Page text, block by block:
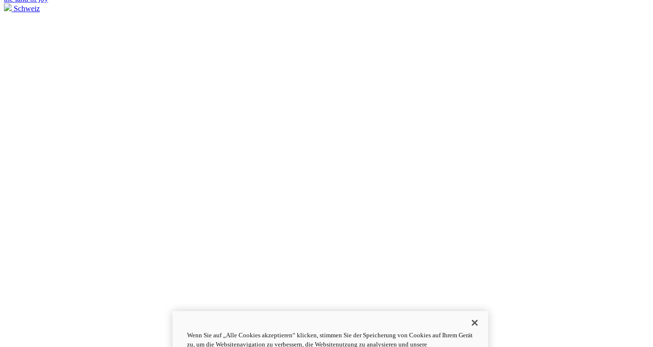
Schweiz
Wenn Sie auf „Alle Cookies akzeptieren“ klicken, stimmen Sie der Speicherung von Cookies auf Ihrem Gerät
zu, um die Websitenavigation zu verbessern, die Websitenutzung zu analysieren und unsere